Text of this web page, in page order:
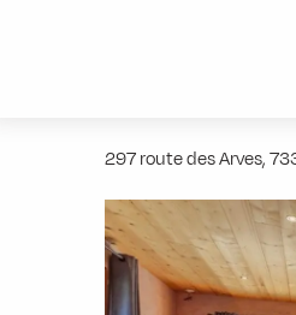
297 route des Arves,